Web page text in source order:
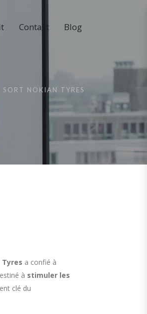
Contact Blog
NOKIAN TYRES
Tyres a confié à
à stimuler les
clé du